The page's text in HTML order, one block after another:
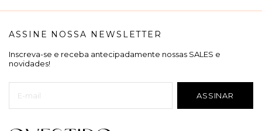
ASSINE NOSSA NEWSLETTER
Inscreva-se e receba antecipadamente nossas SALES e
novidades!